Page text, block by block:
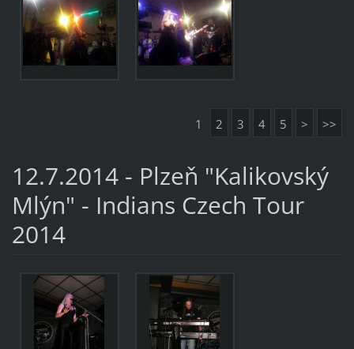
1 2 3 4 5 > >>
12.7.2014 - Plzeň "Kalikovský
Mlýn" - Indians Czech Tour
2014